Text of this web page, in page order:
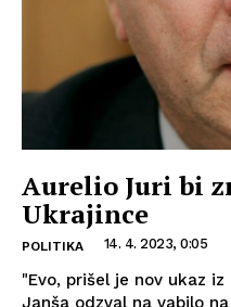
Aurelio Juri bi
Ukrajince
POLITIKA 14. 4. 2023, 0:05
"Evo, prišel je nov ukaz
Janša odzval na vabilo